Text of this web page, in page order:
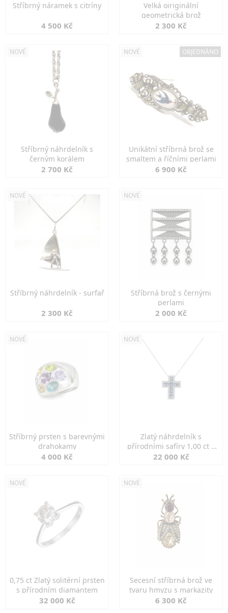
Stříbrný náramek s citríny
4 500 Kč
Velká oiriginální
geometrická brož
2 300 Kč
NOVÉ
Stříbrný náhrdelník s
černým korálem
2 700 Kč
NOVÉ OBJEDNÁNO
Unikátní stříbrná brož se
smaltem a říčními perlami
6 900 Kč
NOVÉ
Stříbrný náhrdelník - surfař
2 300 Kč
NOVÉ
Stříbrná brož s černými
perlami
2 000 Kč
NOVÉ
Stříbrný prsten s barevnými
drahokamy
4 000 Kč
NOVÉ
Zlatý náhrdelník s
přírodními safíry 1,00 ct a
diamanty
22 000 Kč
NOVÉ
0,75 ct Zlatý solitérní prsten
s přírodním diamantem
32 000 Kč
NOVÉ
Secesní stříbrná brož ve
tvaru hmyzu s markazity
6 300 Kč